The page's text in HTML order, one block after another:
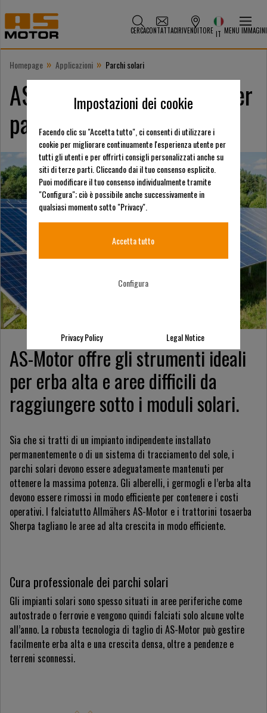
CERCACONTATTACIRIVENDITORE IT MENU IMMAGINI
Homepage » Applicazioni » Parchi solari
AS-Motor offre soluzioni per
parchi solari
AS-Motor offre gli strumenti ideali
per erba alta e aree difficili da
raggiungere sotto i moduli solari.
Sia che si tratti di un impianto indipendente installato
permanentemente o di un sistema di tracciamento del sole, i
parchi solari devono essere adeguatamente mantenuti per
ottenere la massima potenza. Gli alberelli, i germogli e l’erba alta
devono essere rimossi in modo efficiente per contenere i costi
operativi. I falciatutto Allmähers AS-Motor e i trattorini tosaerba
Sherpa tagliano le aree ad alta crescita in modo efficiente.
Cura professionale dei parchi solari
Gli impianti solari sono spesso situati in aree periferiche come
autostrade o ferrovie e vengono quindi falciati solo alcune volte
all’anno. La robusta tecnologia di taglio di AS-Motor può gestire
facilmente erba alta e una crescita densa, oltre a pendenze e
terreni sconnessi.
Impostazioni dei cookie
Facendo clic su "Accetta tutto", ci consenti di utilizzare i
cookie per migliorare continuamente l'esperienza utente per
tutti gli utenti e per offrirti consigli personalizzati anche su
siti di terze parti. Cliccando dai il tuo consenso esplicito.
Puoi modificare il tuo consenso individualmente tramite
"Configura"; ciò è possibile anche successivamente in
qualsiasi momento sotto "Privacy".
Accetta tutto
Configura
Privacy Policy Legal Notice